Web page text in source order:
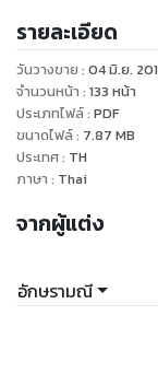
มารยา แต่เพราะคว
เสน่หา
หากก็ไม่อาจปฏิเสธหั
ไหนยามได้อยู่ใกล้ชิด
“อเล็กซานเดอร์...ป
ไม่ว่ามันจะเป็นความ
และรุ่มร้อนที่เธอไม่
ช่างน่าอับอายอะไร
ของเธอกำลังจะเป
ผู้ชายที่สาบานได้ว่
รายละเอียด
วันวางขาย : 04 มิ.ย.
จำนวนหน้า : 133 หน้า
ประเภทไฟล์: PDF
ขนาดไฟล์: 7.87 MB
ประเทศ: TH
ภาษา : Thai
จากผู้แต่ง
อักษรามณี